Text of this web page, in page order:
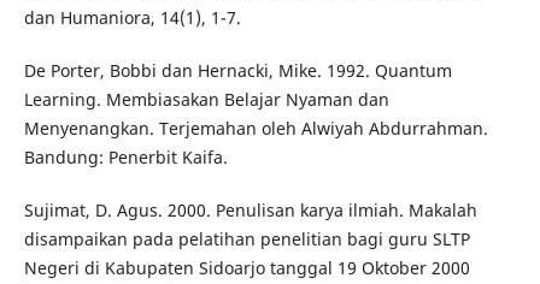
dan Humaniora, 14(1), 1-7.
De Porter, Bobbi dan Hernacki, Mike. 1992. Quantum
Learning. Membiasakan Belajar Nyaman dan
Menyenangkan. Terjemahan oleh Alwiyah Abdurrahman.
Bandung: Penerbit Kaifa.
Sujimat, D. Agus. 2000. Penulisan karya ilmiah. Makalah
disampaikan pada pelatihan penelitian bagi guru SLTP
Negeri di Kabupaten Sidoarjo tanggal 19 Oktober 2000